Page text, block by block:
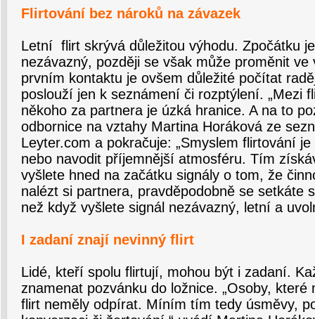
Flirtování bez nároků na závazek
Letní flirt skrývá důležitou výhodu. Zpočátku
nezávazný, později se však může proměnit
prvním kontaktu je ovšem důležité počítat
poslouží jen k seznámení či rozptýlení. „Mezi
někoho za partnera je úzká hranice. A na to
odbornice na vztahy Martina Horáková ze
Leyter.com a pokračuje: „Smyslem flirtování
nebo navodit příjemnější atmosféru. Tím
vyšlete hned na začátku signály o tom, že
nalézt si partnera, pravděpodobně se setkáte
než když vyšlete signál nezávazný, letní a
I zadaní znají nevinný flirt
Lidé, kteří spolu flirtují, mohou být i zadaní.
znamenat pozvánku do ložnice. „Osoby,
flirt neměly odpírat. Míním tím tedy úsměvy,